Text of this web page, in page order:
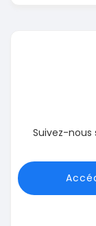
Suivez-nous